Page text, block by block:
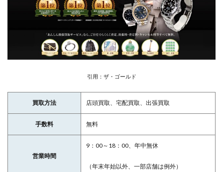
引用：ザ・ゴールド
買取方法 店頭買取、宅配買取、出張買取
手数料 無料
営業時間
9：00～18：00、年中無休
（年末年始以外、一部店舗は例外）